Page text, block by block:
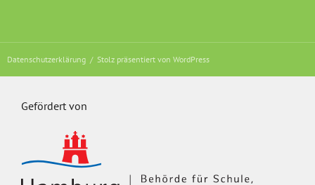
Datenschutzerklärung Stolz präsentiert von WordPress
Gefördert von